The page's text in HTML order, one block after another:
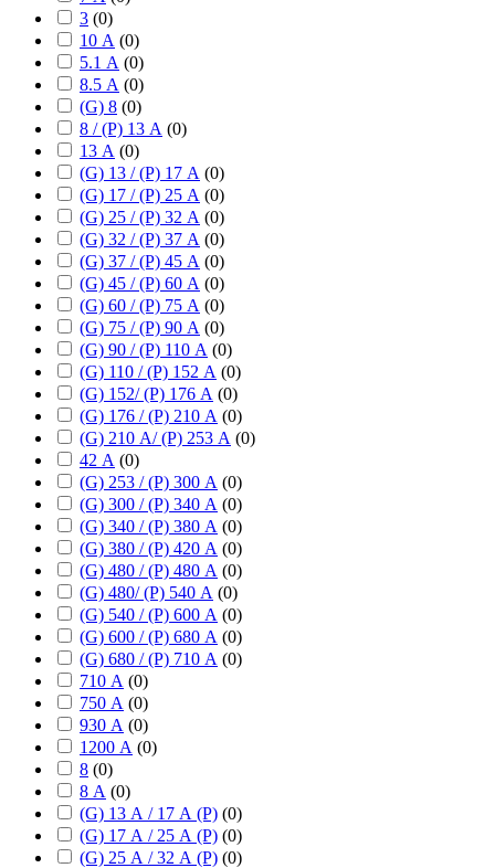
3 (0)
10 А (0)
5.1 А (0)
8.5 А (0)
(G) 8 (0)
8 / (P) 13 А (0)
13 А (0)
(G) 13 / (P) 17 А (0)
(G) 17 / (P) 25 А (0)
(G) 25 / (P) 32 А (0)
(G) 32 / (P) 37 А (0)
(G) 37 / (P) 45 А (0)
(G) 45 / (P) 60 А (0)
(G) 60 / (P) 75 А (0)
(G) 75 / (P) 90 А (0)
(G) 90 / (P) 110 А (0)
(G) 110 / (P) 152 А (0)
(G) 152/ (P) 176 А (0)
(G) 176 / (P) 210 А (0)
(G) 210 А/ (P) 253 А (0)
42 А (0)
(G) 253 / (P) 300 А (0)
(G) 300 / (P) 340 А (0)
(G) 340 / (P) 380 А (0)
(G) 380 / (P) 420 А (0)
(G) 480 / (P) 480 А (0)
(G) 480/ (P) 540 А (0)
(G) 540 / (P) 600 А (0)
(G) 600 / (P) 680 А (0)
(G) 680 / (P) 710 А (0)
710 А (0)
750 А (0)
930 А (0)
1200 А (0)
8 (0)
8 А (0)
(G) 13 А / 17 А (P) (0)
(G) 17 А / 25 А (P) (0)
(G) 25 А / 32 А (P) (0)